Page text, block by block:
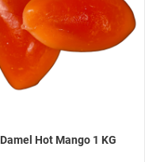
Damel Hot Mango 1 KG